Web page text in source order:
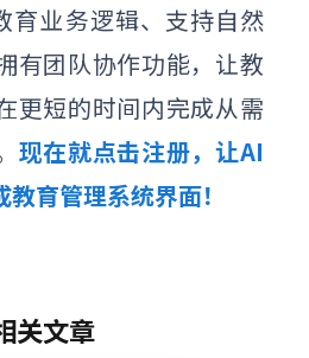
育业务逻辑、支持自然
有团队协作功能，让教
更短的时间内完成从需
现在就点击注册，让AI
育管理系统界面！
关文章